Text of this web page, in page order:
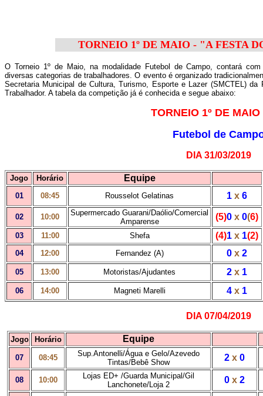
TORNEIO 1º DE MAIO - "A FESTA
O Torneio 1º de Maio, na modalidade Futebol de Campo, contará
diversas categorias de trabalhadores. O evento é organizado
Secretaria Municipal de Cultura, Turismo, Esporte e Lazer (SMCTEL)
Trabalhador. A tabela da competição já é conhecida e segue abaixo:
TORNEIO 1º DE MAIO
Futebol de
DIA 31/03/2019
Jogo Horário Equipe
01 08:45 Rousselot Gelatinas 1 x 6
02 10:00
Supermercado Guarani/Daólio/Comercial
Amparense
(5)0 x 0(6)
03 11:00 Shefa (4)1 x 1(2)
04 12:00 Fernandez (A) 0 x 2
05 13:00 Motoristas/Ajudantes 2 x 1
06 14:00 Magneti Marelli 4 x 1
DIA 07/04/2019
Jogo Horário Equipe
07 08:45
Sup.Antonelli/Água e Gelo/Azevedo
Tintas/Bebê Show
2 x 0
08 10:00
Lojas ED+ /Guarda Municipal/Gil
Lanchonete/Loja 2
0 x 2